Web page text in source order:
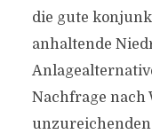
die gute
anhaltende
Nachfrage nach